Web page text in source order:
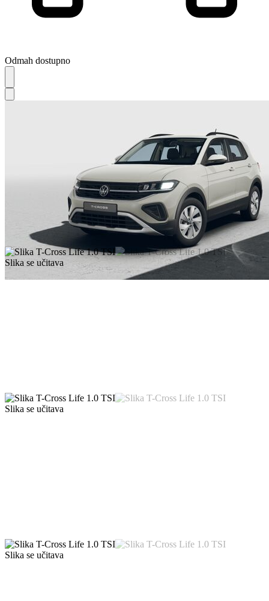
Odmah dostupno
Slika se učitava
Slika se učitava
Slika se učitava